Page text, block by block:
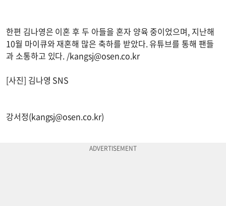
한편 김나영은 이혼 후 두 아들을 혼자 양육 중이었으며, 지난해
10월 마이큐와 재혼해 많은 축하를 받았다. 유튜브를 통해 팬들
과 소통하고 있다. /kangsj@osen.co.kr
[사진] 김나영 SNS
강서정(kangsj@osen.co.kr)